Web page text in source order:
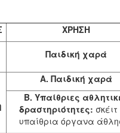
ΧΡΗΣΗ
Παιδική χαρά
Α. Παιδική χαρά
Β. Υπαίθριες
δραστηριότητες:
υπαίθρια όργανα